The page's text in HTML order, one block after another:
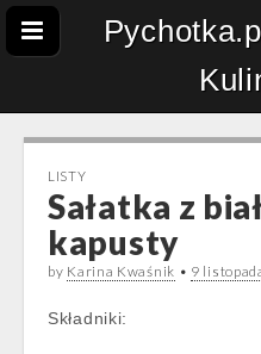
LISTY
Sałatka z
kapusty
by Karina Kwaśnik • 9
Składniki: